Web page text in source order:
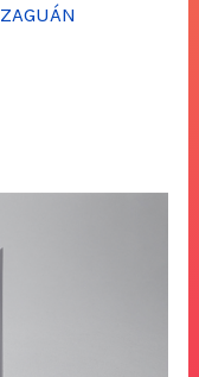
ZAGUÁN